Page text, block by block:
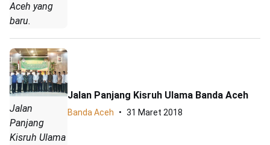
Aceh yang
baru.
Jalan
Panjang
Kisruh Ulama
Jalan Panjang Kisruh Ulama Banda Aceh
Banda Aceh 31 Maret 2018